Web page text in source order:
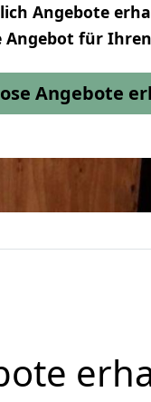
Angebote
Angebot für
Angebote